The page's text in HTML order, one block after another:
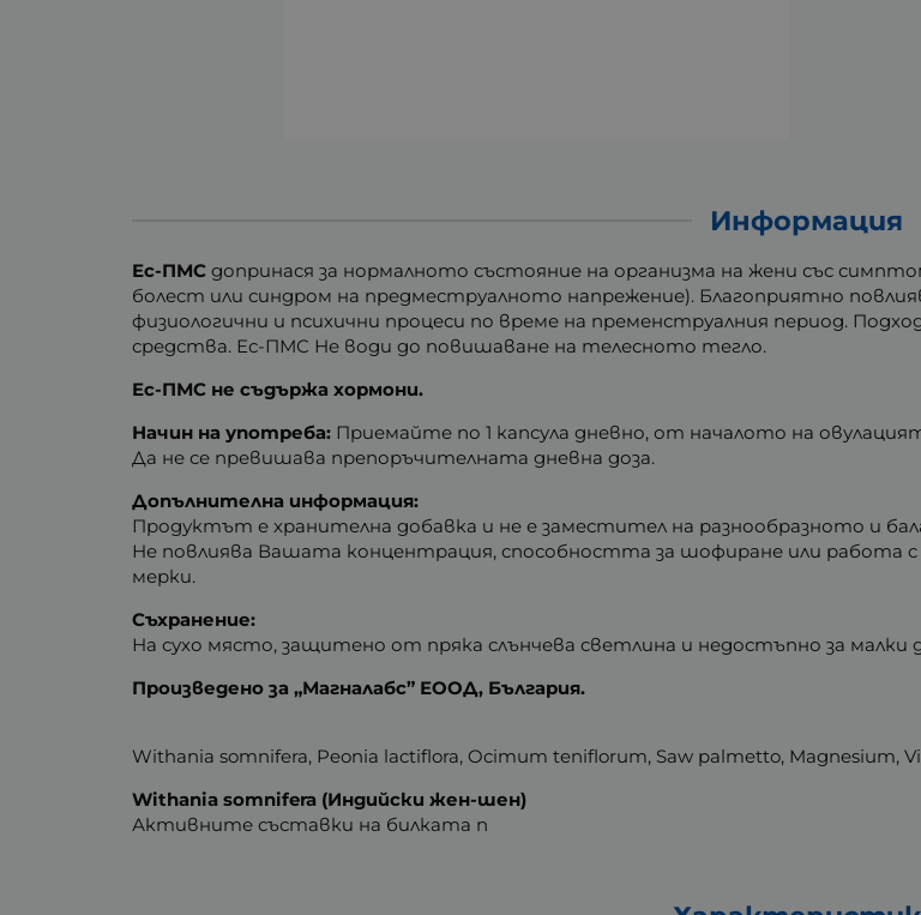
Информация
Ес-ПМС допринася за нормалното състояние на организма на жени със
болест или синдром на предместруалното напрежение). Благоприятно
физиологични и психични процеси по време на пременструалния период.
средства. Ес-ПМС Не води до повишаване на телесното тегло.
Ес-ПМС не съдържа хормони.
Начин на употреба: Приемайте по 1 капсула дневно, от началото на
Да не се превишава препоръчителната дневна доза.
Допълнителна информация:
Продуктът е хранителна добавка и не е заместител на разнообразното и
Не повлиява Вашата концентрация, способността за шофиране или работа с
мерки.
Съхранение:
На сухо място, защитено от пряка слънчева светлина и недостъпно за малки
Произведено за „Магналабс” ЕООД, България.
Withania somnifera, Peonia lactiflora, Ocimum teniflorum, Saw palmetto, Magnesium,
Withania somnifera (Индийски жен-шен)
Активните съставки на билката п